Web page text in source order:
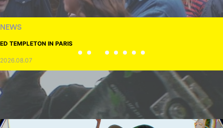
NEWS
ED TEMPLETON IN PARIS
2026.08.07